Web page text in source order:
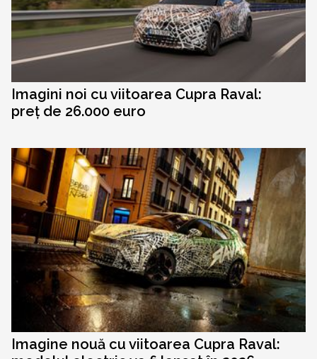
Imagini noi cu viitoarea Cupra Raval:
preț de 26.000 euro
Imagine nouă cu viitoarea Cupra Raval: